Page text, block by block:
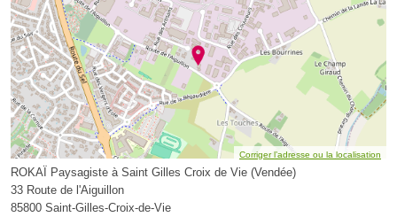
Corriger l’adresse ou la localisation
ROKAÏ Paysagiste à Saint Gilles Croix de Vie (Vendée)
33 Route de l'Aiguillon
85800 Saint-Gilles-Croix-de-Vie